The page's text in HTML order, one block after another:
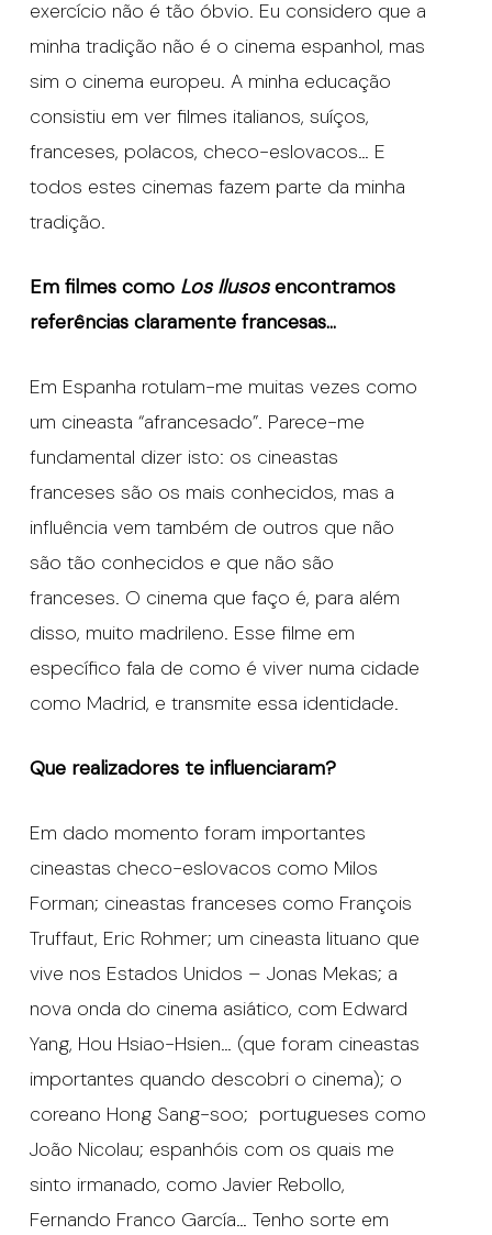
exercício não é tão óbvio. Eu considero que a
minha tradição não é o cinema espanhol, mas
sim o cinema europeu. A minha educação
consistiu em ver filmes italianos, suíços,
franceses, polacos, checo-eslovacos… E
todos estes cinemas fazem parte da minha
tradição.
Em filmes como Los Ilusosencontramos
referências claramente francesas…
Em Espanha rotulam-me muitas vezes como
um cineasta “afrancesado”. Parece-me
fundamental dizer isto: os cineastas
franceses são os mais conhecidos, mas a
influência vem também de outros que não
são tão conhecidos e que não são
franceses. O cinema que faço é, para além
disso, muito madrileno. Esse filme em
específico fala de como é viver numa cidade
como Madrid, e transmite essa identidade.
Que realizadores te influenciaram?
Em dado momento foram importantes
cineastas checo-eslovacos como Milos
Forman; cineastas franceses como François
Truffaut, Eric Rohmer; um cineasta lituano que
vive nos Estados Unidos – Jonas Mekas; a
nova onda do cinema asiático, com Edward
Yang, Hou Hsiao-Hsien… (que foram cineastas
importantes quando descobri o cinema); o
coreano Hong Sang-soo; portugueses como
João Nicolau; espanhóis com os quais me
sinto irmanado, como Javier Rebollo,
Fernando Franco García… Tenho sorte em